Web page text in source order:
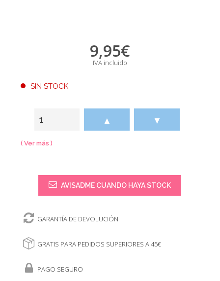
9,95€
IVA incluido
SIN STOCK
▲ ▼
( Ver más )
AVISADME CUANDO HAYA STOCK
GARANTÍA DE DEVOLUCIÓN
GRATIS PARA PEDIDOS SUPERIORES A 45€
PAGO SEGURO